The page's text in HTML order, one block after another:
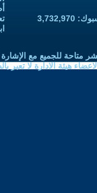
متاحة للجميع مع
هيئة الادارة لا تعبر